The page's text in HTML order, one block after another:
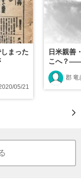
まった
05/21
日米親善
こへ？――
郡 竜